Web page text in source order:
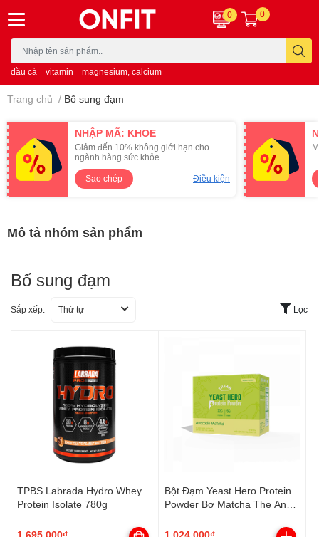
dầu cá vitamin magnesium, calcium
0 0
Trang chủ / Bổ sung đạm
NHẬP MÃ: KHOE
Giảm đến 10% không giới hạn cho
ngành hàng sức khỏe
Sao chép
Điều kiện
Mô tả nhóm sản phẩm
Bổ sung đạm
Sắp xếp: Thứ tự Lọc
TPBS Labrada Hydro Whey
Protein Isolate 780g
Bột Đạm Yeast Hero Protein
Powder Bơ Matcha The An